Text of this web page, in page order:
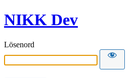
NIKK Dev
Lösenord